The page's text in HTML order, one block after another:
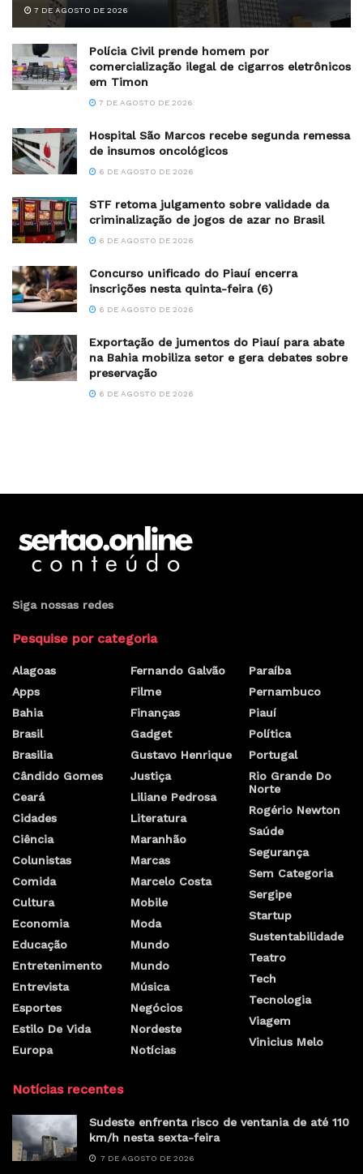
7 DE AGOSTO DE 2026
Polícia Civil prende homem por
comercialização ilegal de cigarros eletrônicos
em Timon
7 DE AGOSTO DE 2026
Hospital São Marcos recebe segunda remessa
de insumos oncológicos
6 DE AGOSTO DE 2026
STF retoma julgamento sobre validade da
criminalização de jogos de azar no Brasil
6 DE AGOSTO DE 2026
Concurso unificado do Piauí encerra
inscrições nesta quinta-feira (6)
6 DE AGOSTO DE 2026
Exportação de jumentos do Piauí para abate
na Bahia mobiliza setor e gera debates sobre
preservação
6 DE AGOSTO DE 2026
Siga nossas redes
Pesquise por categoria
Alagoas
Apps
Bahia
Brasil
Brasilia
Cândido Gomes
Ceará
Cidades
Ciência
Colunistas
Comida
Cultura
Economia
Educação
Entretenimento
Entrevista
Esportes
Estilo De Vida
Europa
Fernando Galvão
Filme
Finanças
Gadget
Gustavo Henrique
Justiça
Liliane Pedrosa
Literatura
Maranhão
Marcas
Marcelo Costa
Mobile
Moda
Mundo
Mundo
Música
Negócios
Nordeste
Notícias
Paraíba
Pernambuco
Piauí
Política
Portugal
Rio Grande Do
Norte
Rogério Newton
Saúde
Segurança
Sem Categoria
Sergipe
Startup
Sustentabilidade
Teatro
Tech
Tecnologia
Viagem
Vinicius Melo
Notícias recentes
Sudeste enfrenta risco de ventania de até 110
km/h nesta sexta-feira
7 DE AGOSTO DE 2026